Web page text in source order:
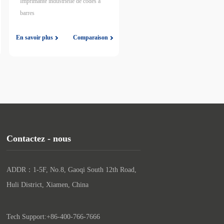
barres
En savoir plus Comparaison
Contactez - nous
ADDR：1-5F, No.8, Gaoqi South 12th Road,
Huli District, Xiamen, China
Tech Support:+86-400-766-7666